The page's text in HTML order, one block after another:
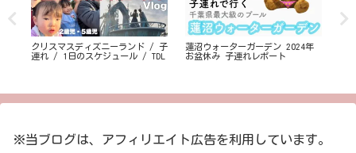
クリスマスディズニーランド / 子
連れ / 1日のスケジュール / TDL
蓮沼ウォーターガーデン 2024年
お盆休み 子連れレポート
※当ブログは、アフィリエイト広告を利用しています。